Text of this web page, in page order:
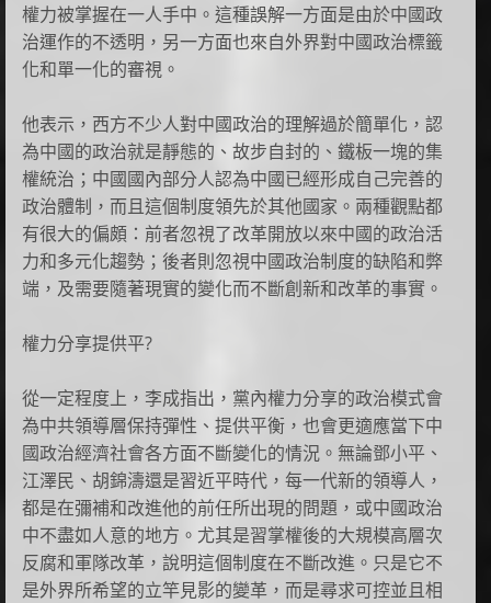
權力被掌握在一人手中。這種誤解一方面是由於中國政
治運作的不透明，另一方面也來自外界對中國政治標籤
化和單一化的審視。
他表示，西方不少人對中國政治的理解過於簡單化，認
為中國的政治就是靜態的、故步自封的、鐵板一塊的集
權統治；中國國內部分人認為中國已經形成自己完善的
政治體制，而且這個制度領先於其他國家。兩種觀點都
有很大的偏頗：前者忽視了改革開放以來中國的政治活
力和多元化趨勢；後者則忽視中國政治制度的缺陷和弊
端，及需要隨著現實的變化而不斷創新和改革的事實。
權力分享提供平?
從一定程度上，李成指出，黨內權力分享的政治模式會
為中共領導層保持彈性、提供平衡，也會更適應當下中
國政治經濟社會各方面不斷變化的情況。無論鄧小平、
江澤民、胡錦濤還是習近平時代，每一代新的領導人，
都是在彌補和改進他的前任所出現的問題，或中國政治
中不盡如人意的地方。尤其是習掌權後的大規模高層次
反腐和軍隊改革，說明這個制度在不斷改進。只是它不
是外界所希望的立竿見影的變革，而是尋求可控並且相